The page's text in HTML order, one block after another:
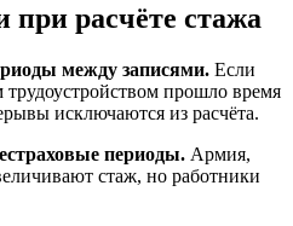
расчёте стажа
между записями. Если
прошло время
исключаются из расчёта.
периоды. Армия,
стаж, но работники